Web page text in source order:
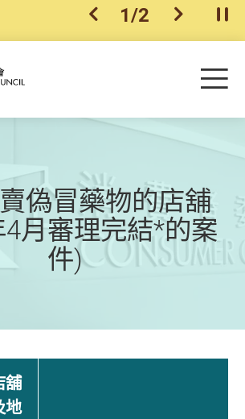
上一個
1/2 下一個開
目
偽冒藥物的店舖
月審理完結*的案
件)
舖
地